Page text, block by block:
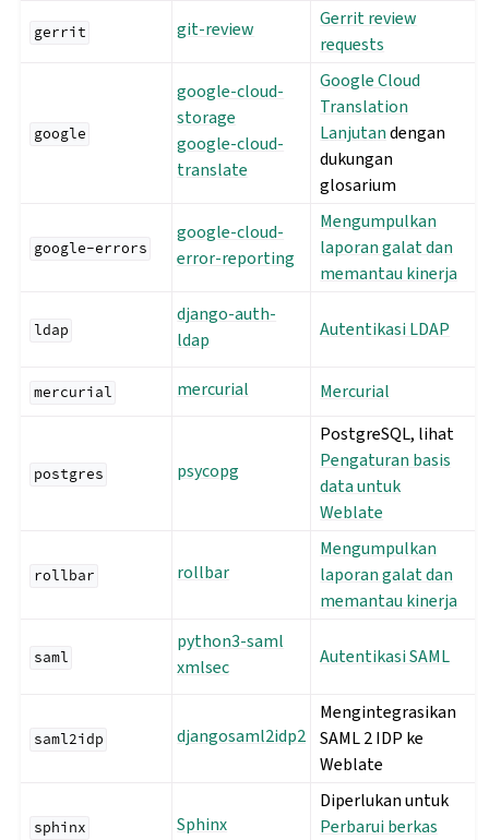
gerrit git-review
Gerrit review
requests
google
google-cloud-
storage
google-cloud-
translate
Google Cloud
Translation
Lanjutandengan
dukungan
glosarium
google-errors
google-cloud-
error-reporting
Mengumpulkan
laporan galat dan
memantau kinerja
ldap
django-auth-
ldap
Autentikasi LDAP
mercurial mercurial Mercurial
postgres psycopg
PostgreSQL, lihat
Pengaturan basis
data untuk
Weblate
rollbar rollbar
Mengumpulkan
laporan galat dan
memantau kinerja
saml
python3-saml
xmlsec
Autentikasi SAML
saml2idp djangosaml2idp2
Mengintegrasikan
SAML 2 IDP ke
Weblate
sphinx Sphinx
Diperlukan untuk
Perbarui berkas